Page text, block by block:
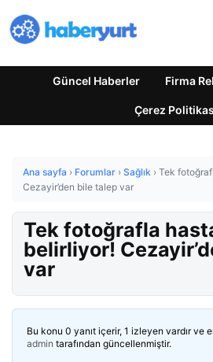
Güncel Haberler Firma
Çerez
Ana sayfa › Forumlar › Sağlık › Tek
Cezayir’den bile talep var
Tek fotoğrafla
belirliyor!
var
Bu konu 0 yanıt içerir, 1 izleyen vardır ve
admin tarafından güncellenmiştir.